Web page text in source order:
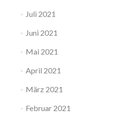
Juli 2021
Juni 2021
Mai 2021
April 2021
März 2021
Februar 2021